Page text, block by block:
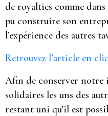
de royalties comme
pu construire son
l’expérience des autres
Retrouvez l’article en
Afin de conserver notre
solidaires les uns des
restant uni qu’il est